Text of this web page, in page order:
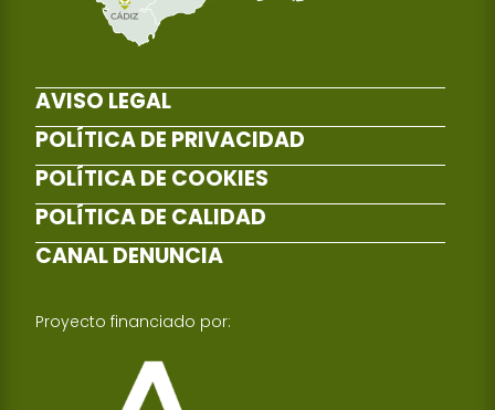
AVISO LEGAL
POLÍTICA DE PRIVACIDAD
POLÍTICA DE COOKIES
POLÍTICA DE CALIDAD
CANAL DENUNCIA
Proyecto financiado por: